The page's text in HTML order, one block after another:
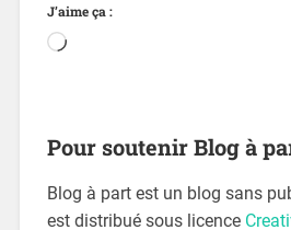
J’aime ça :
Pour soutenir Blog à
Blog à part est un blog sans
est distribué sous licence